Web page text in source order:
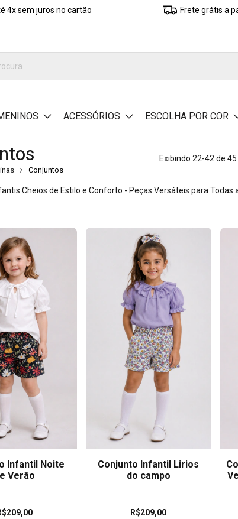
4x sem juros no cartão Frete grátis a
ACESSÓRIOS ESCOLHA POR COR
Conjuntos
Exibindo 22-42 de
Cheios de Estilo e Conforto - Peças Versáteis para Todas
Infantil Noite
Verão
Conjunto Infantil Lirios
do campo
R$209,00